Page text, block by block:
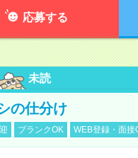
応募する
未読
の仕分け
ブランクOK WEB登録・面接